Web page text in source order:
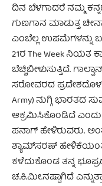
ದಿನ ಬೆಳಗಾದರೆ ನಮ್ಮ
ಗುಣಗಾನ ಮಾಡುತ್ತ
ಎಂಬೆಲ್ಲ ಉಪಮೆಗಳನ್ನು
21ರ The Week ನಿಯತ
ಬೆಚ್ಚಿಬೀಳುಸುತ್ತಿದೆ.
ಸರೋವರದ
Army) ನುಗ್ಗಿ ಭಾರತದ
ಆಕ್ರಮಿಸಿಕೊಂಡಿದೆ
ಪನಾಗ್ ಹೇಳಿರುವರು.
ಶ್ಯಾಮ್‌ಸರಣ್ ಹೇಳಿಕೆಯಂತೆ
ಕಳೆದುಕೊಂಡ ತನ್ನ
ಚ.ಕಿ.ಮೀ.ನಷ್ಟಾಗಿದೆ